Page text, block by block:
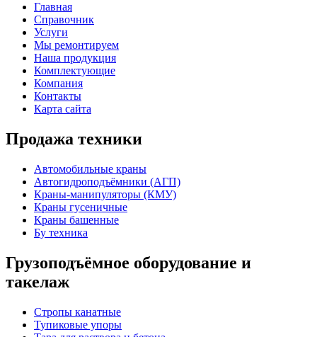
Главная
Справочник
Услуги
Мы ремонтируем
Наша продукция
Комплектующие
Компания
Контакты
Карта сайта
Продажа техники
Автомобильные краны
Автогидроподъёмники (АГП)
Краны-манипуляторы (КМУ)
Краны гусеничные
Краны башенные
Бу техника
Грузоподъёмное оборудование и
такелаж
Стропы канатные
Тупиковые упоры